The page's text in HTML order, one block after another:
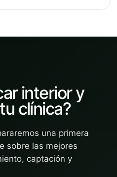
interior y
clínica?
una primera
sobre las mejores
captación y